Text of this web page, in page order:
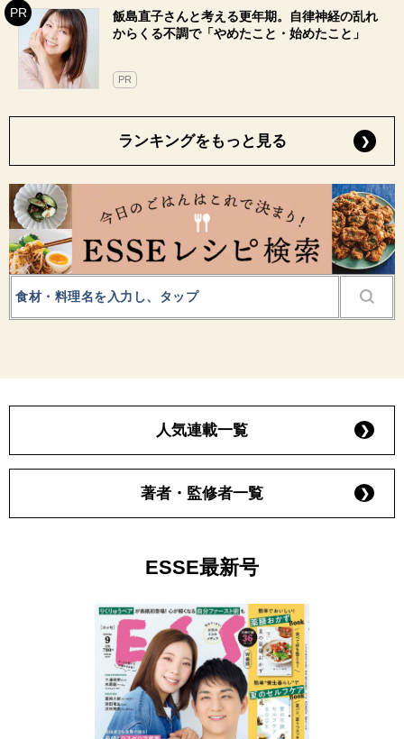
飯島直子さんと考える更年期。自律神経の乱れ
からくる不調で「やめたこと・始めたこと」
PR
ランキングをもっと見る
人気連載一覧
著者・監修者一覧
ESSE最新号